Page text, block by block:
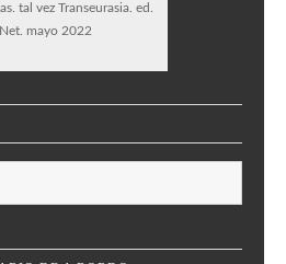
tal vez Transeurasia. ed.
mayo 2022